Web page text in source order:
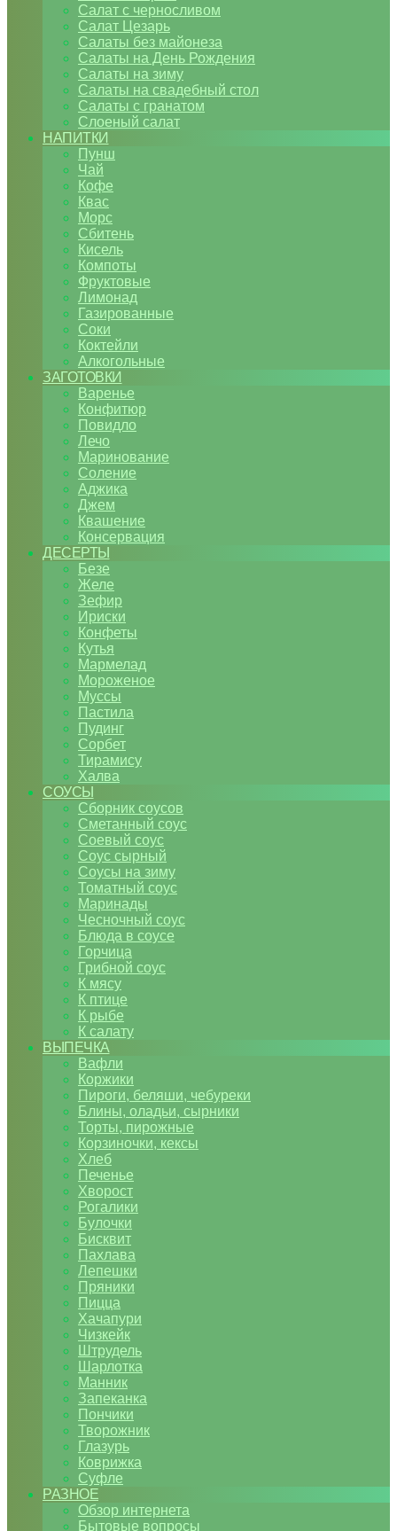
Салат с черносливом
Салат Цезарь
Салаты без майонеза
Салаты на День Рождения
Салаты на зиму
Салаты на свадебный стол
Салаты с гранатом
Слоеный салат
НАПИТКИ
Пунш
Чай
Кофе
Квас
Морс
Сбитень
Кисель
Компоты
Фруктовые
Лимонад
Газированные
Соки
Коктейли
Алкогольные
ЗАГОТОВКИ
Варенье
Конфитюр
Повидло
Лечо
Маринование
Соление
Аджика
Джем
Квашение
Консервация
ДЕСЕРТЫ
Безе
Желе
Зефир
Ириски
Конфеты
Кутья
Мармелад
Мороженое
Муссы
Пастила
Пудинг
Сорбет
Тирамису
Халва
СОУСЫ
Сборник соусов
Сметанный соус
Соевый соус
Соус сырный
Соусы на зиму
Томатный соус
Маринады
Чесночный соус
Блюда в соусе
Горчица
Грибной соус
К мясу
К птице
К рыбе
К салату
ВЫПЕЧКА
Вафли
Коржики
Пироги, беляши, чебуреки
Блины, оладьи, сырники
Торты, пирожные
Корзиночки, кексы
Хлеб
Печенье
Хворост
Рогалики
Булочки
Бисквит
Пахлава
Лепешки
Пряники
Пицца
Хачапури
Чизкейк
Штрудель
Шарлотка
Манник
Запеканка
Пончики
Творожник
Глазурь
Коврижка
Суфле
РАЗНОЕ
Обзор интернета
Бытовые вопросы